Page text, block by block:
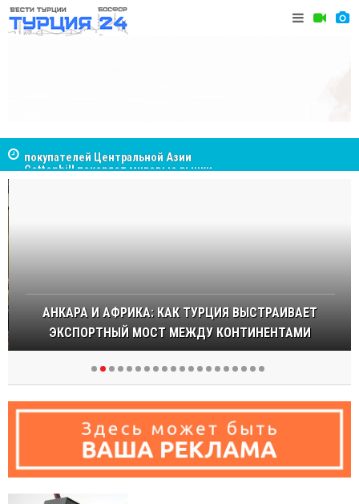
Cottonhill покоряет мировые рынки
АНКАРА И АФРИКА: КАК ТУРЦИЯ ВЫСТРАИВАЕТ
ЭКСПОРТНЫЙ МОСТ МЕЖДУ КОНТИНЕНТАМИ